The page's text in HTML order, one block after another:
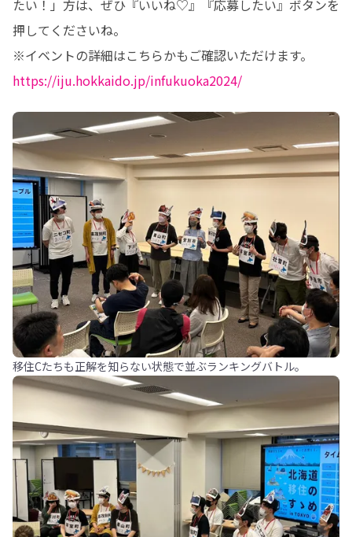
たい！」方は、ぜひ『いいね♡』『応募したい』ボタンを
押してくださいね。
https://iju.hokkaido.jp/infukuoka2024/
移住Cたちも正解を知らない状態で並ぶランキングバトル。